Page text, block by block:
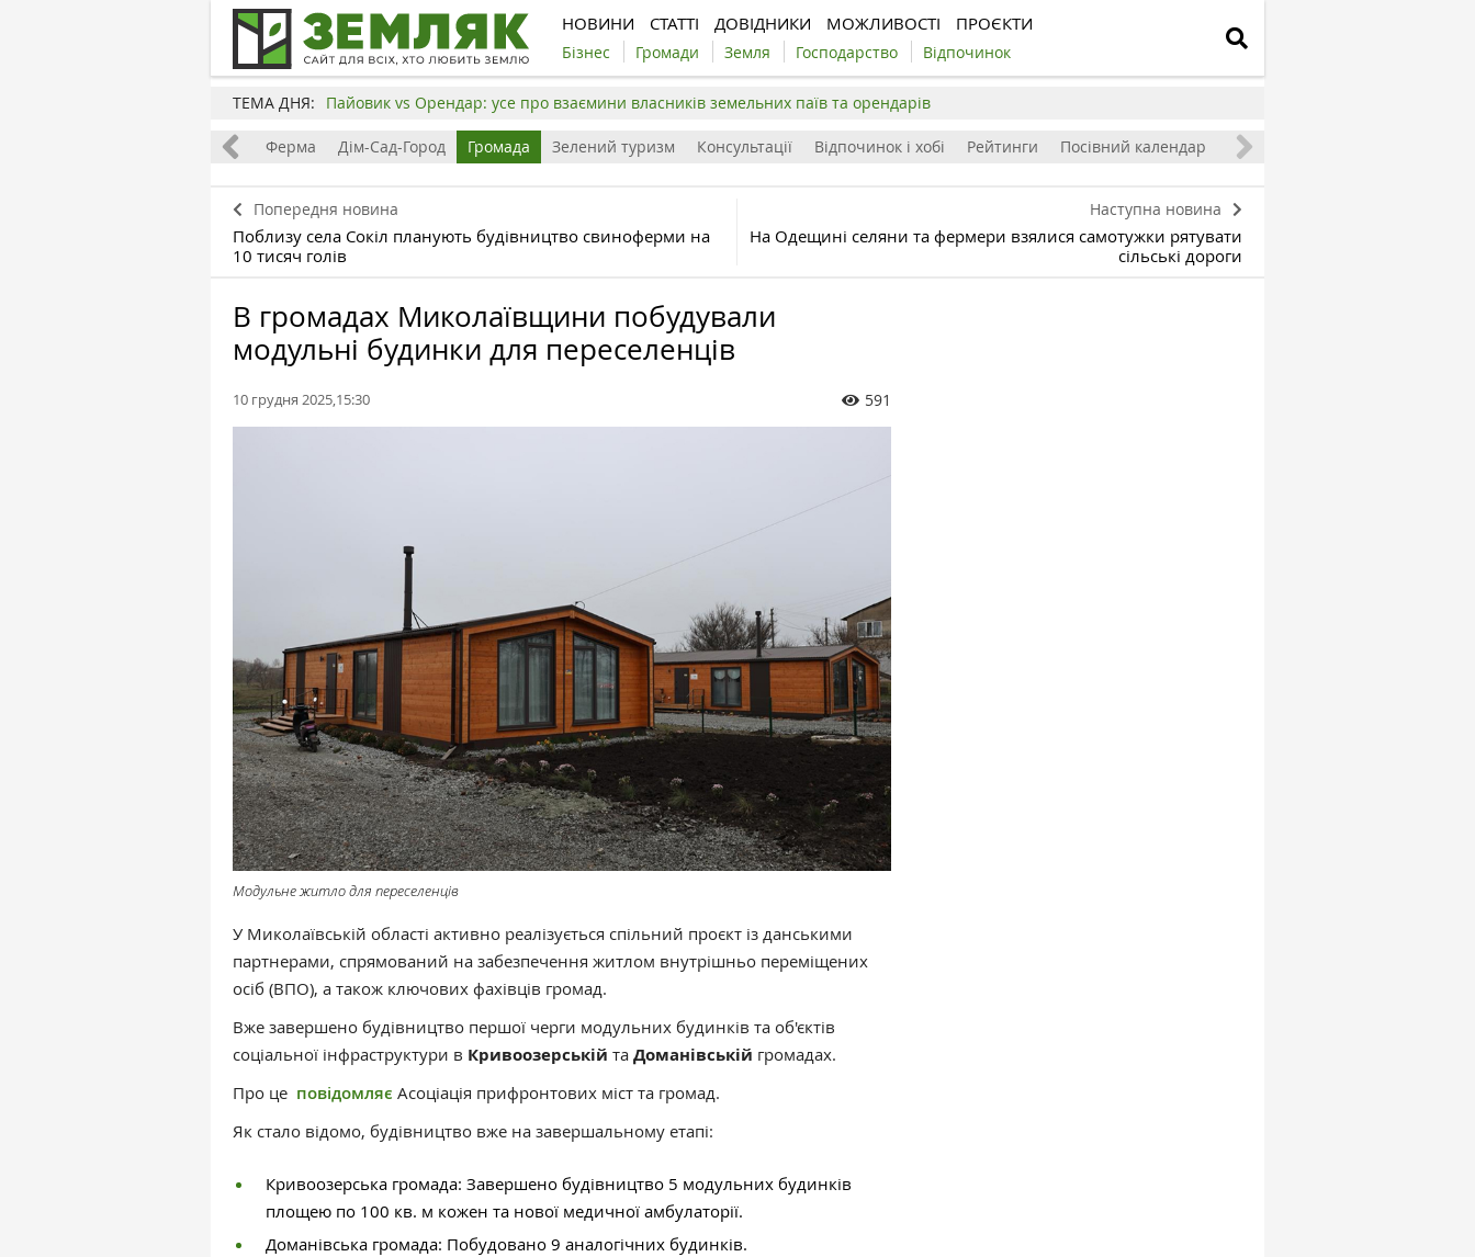
НОВИНИ СТАТТІ ДОВІДНИКИ МОЖЛИВОСТІ ПРОЄКТИ
Бізнес Громади Земля Господарство Відпочинок
ТЕМА ДНЯ: Пайовик vs Орендар: усе про взаємини власників земельних паїв та орендарів
Бізнес Ферма Дім-Сад-Город Громада Зелений туризм Консультації Відпочинок і хобі Рейтинги Посівний календар
Попередня новина
Поблизу села Сокіл планують будівництво свиноферми на
10 тисяч голів
Наступна новина
На Одещині селяни та фермери взялися самотужки рятувати
сільські дороги
В громадах Миколаївщини побудували
модульні будинки для переселенців
10 грудня 2025,15:30 591
Модульне житло для переселенців
У Миколаївській області активно реалізується спільний проєкт із данськими
партнерами, спрямований на забезпечення житлом внутрішньо переміщених
осіб (ВПО), а також ключових фахівців громад.
Вже завершено будівництво першої черги модульних будинків та об'єктів
соціальної інфраструктури в Кривоозерській та Доманівській громадах.
Про це повідомляє Асоціація прифронтових міст та громад.
Як стало відомо, будівництво вже на завершальному етапі:
Кривоозерська громада: Завершено будівництво 5 модульних будинків
площею по 100 кв. м кожен та нової медичної амбулаторії.
Доманівська громада: Побудовано 9 аналогічних будинків.